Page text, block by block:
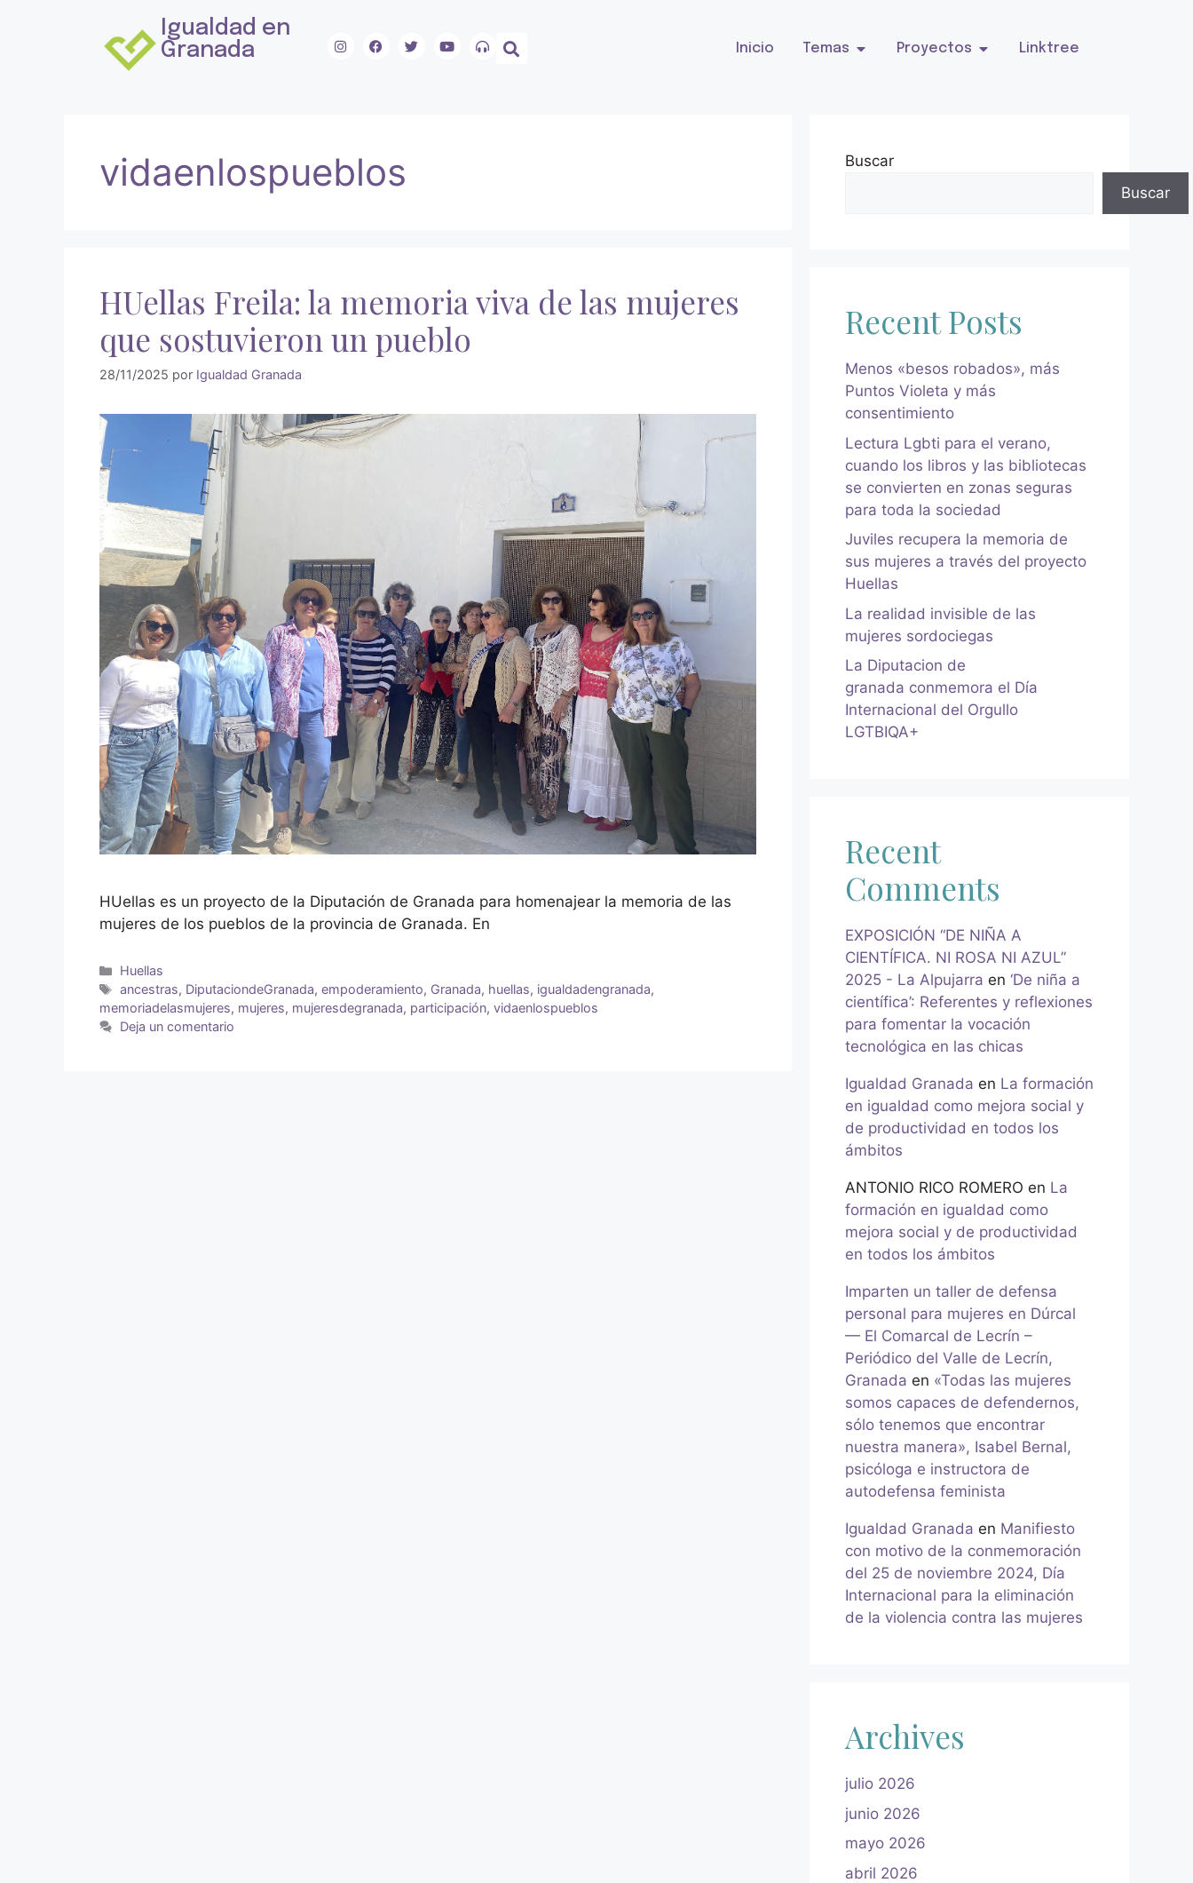
Igualdad en
Granada
Inicio Temas Proyectos Linktree
vidaenlospueblos
HUellas Freila: la memoria viva de las mujeres
que sostuvieron un pueblo
28/11/2025 por Igualdad Granada
HUellas es un proyecto de la Diputación de Granada para homenajear la memoria de las
mujeres de los pueblos de la provincia de Granada. En
Huellas
ancestras, DiputaciondeGranada,empoderamiento, Granada, huellas, igualdadengranada,
memoriadelasmujeres, mujeres, mujeresdegranada, participación, vidaenlospueblos
Deja un comentario
Buscar
Buscar
Recent Posts
Menos «besos robados», más
Puntos Violeta y más
consentimiento
Lectura Lgbti para el verano,
cuando los libros y las bibliotecas
se convierten en zonas seguras
para toda la sociedad
Juviles recupera la memoria de
sus mujeres a través del proyecto
Huellas
La realidad invisible de las
mujeres sordociegas
La Diputacion de
granada conmemora el Día
Internacional del Orgullo
LGTBIQA+
Recent
Comments
EXPOSICIÓN “DE NIÑA A
CIENTÍFICA. NI ROSA NI AZUL”
2025 - La Alpujarra en ‘De niña a
científica’: Referentes y reflexiones
para fomentar la vocación
tecnológica en las chicas
Igualdad Granada en La formación
en igualdad como mejora social y
de productividad en todos los
ámbitos
ANTONIO RICO ROMERO en La
formación en igualdad como
mejora social y de productividad
en todos los ámbitos
Imparten un taller de defensa
personal para mujeres en Dúrcal
— El Comarcal de Lecrín –
Periódico del Valle de Lecrín,
Granada en «Todas las mujeres
somos capaces de defendernos,
sólo tenemos que encontrar
nuestra manera», Isabel Bernal,
psicóloga e instructora de
autodefensa feminista
Igualdad Granada en Manifiesto
con motivo de la conmemoración
del 25 de noviembre 2024, Día
Internacional para la eliminación
de la violencia contra las mujeres
Archives
julio 2026
junio 2026
mayo 2026
abril 2026